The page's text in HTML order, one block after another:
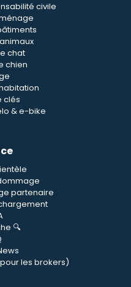
civile
chat
chien
clés
& e-bike
partenaire
🔍
les brokers)